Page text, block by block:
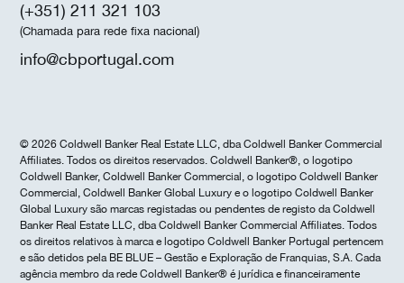
(+351) 211 321 103
(Chamada para rede fixa nacional)
info@cbportugal.com
© 2026 Coldwell Banker Real Estate LLC, dba Coldwell Banker Commercial
Affiliates. Todos os direitos reservados. Coldwell Banker®, o logotipo
Coldwell Banker, Coldwell Banker Commercial, o logotipo Coldwell Banker
Commercial, Coldwell Banker Global Luxury e o logotipo Coldwell Banker
Global Luxury são marcas registadas ou pendentes de registo da Coldwell
Banker Real Estate LLC, dba Coldwell Banker Commercial Affiliates. Todos
os direitos relativos à marca e logotipo Coldwell Banker Portugal pertencem
e são detidos pela BE BLUE – Gestão e Exploração de Franquias, S.A. Cada
agência membro da rede Coldwell Banker® é jurídica e financeiramente